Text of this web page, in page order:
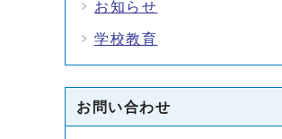
お知らせ
学校教育
お問い合わせ